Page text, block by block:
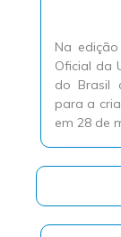
Na
Oficial da
do Brasil
para a
em 28 de